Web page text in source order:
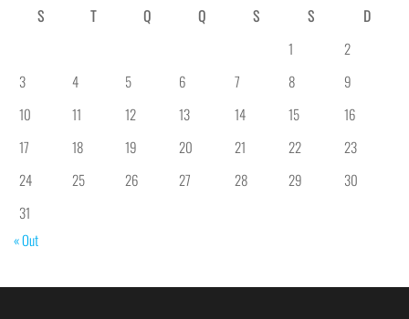
S
T Q Q S S
D
1
2
3
4 5 6 7 8
9
10
11 12 13 14 15
16
17
18 19 20 21 22
23
24
25 26 27 28 29
30
31
« Out